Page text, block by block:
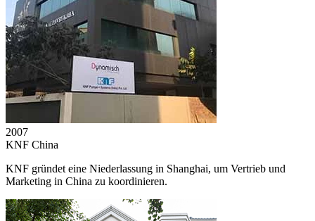
2007
KNF China
KNF gründet eine Niederlassung in Shanghai, um Vertrieb und
Marketing in China zu koordinieren.